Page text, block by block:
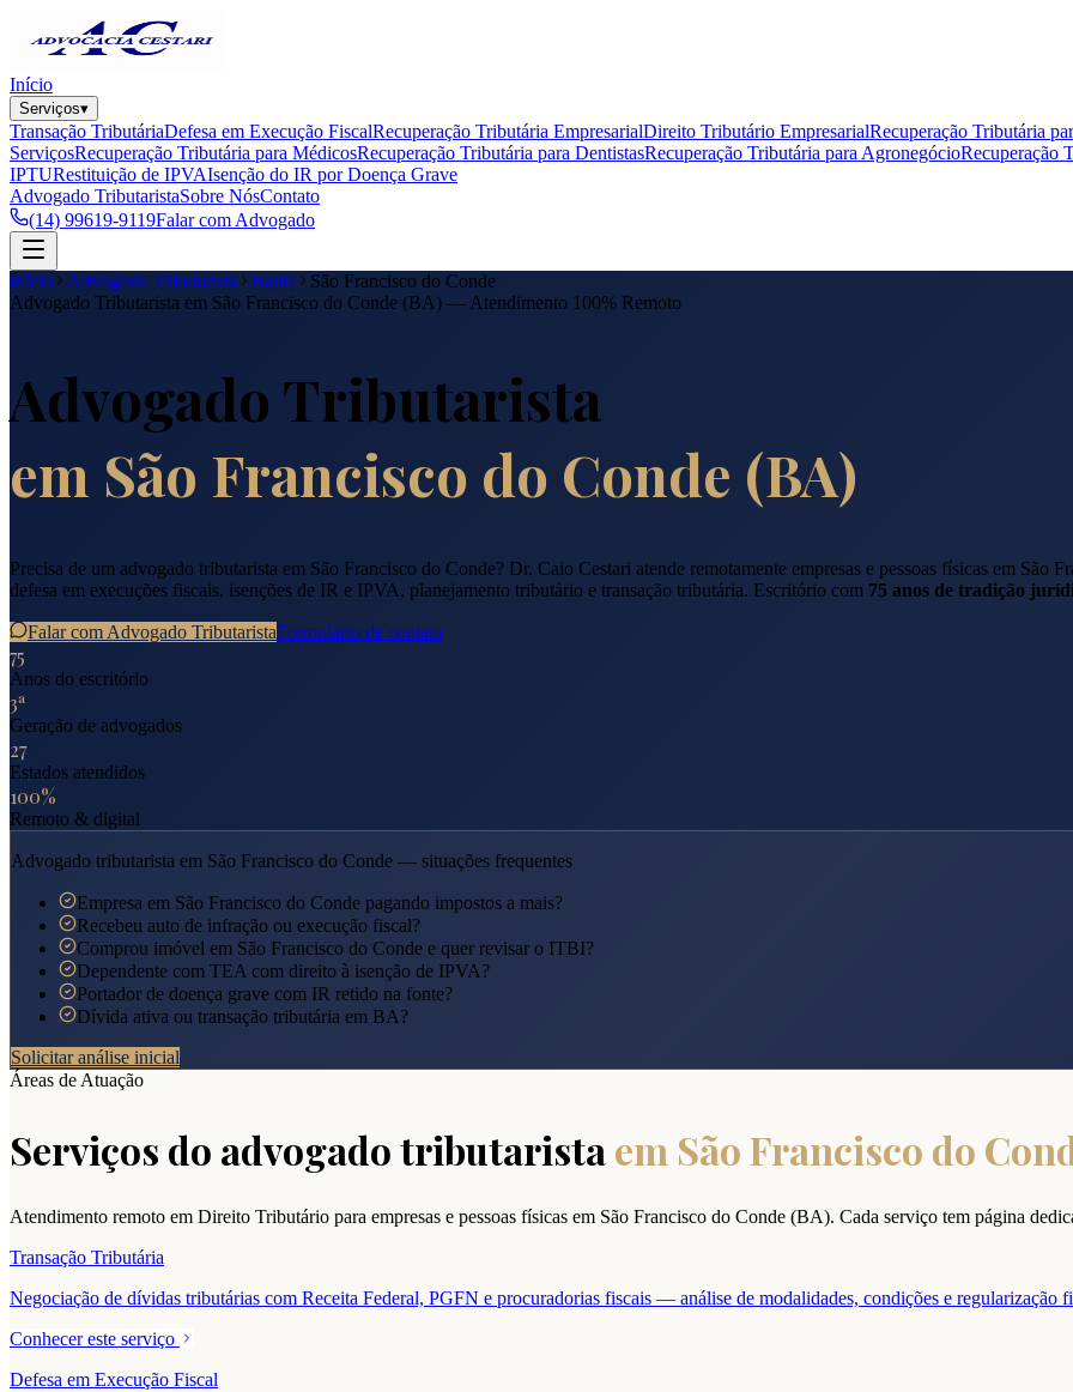
Início
Serviços▾
Transação TributáriaDefesa em Execução FiscalRecuperação Tributária EmpresarialDireito Tributário EmpresarialRecuperação Tributária
ServiçosRecuperação Tributária para MédicosRecuperação Tributária para DentistasRecuperação Tributária para AgronegócioRecuperação
IPTURestituição de IPVAIsenção do IR por Doença Grave
Advogado TributaristaSobre NósContato
(14) 99619-9119Falar com Advogado
Início Advogado Tributarista Bahia
São Francisco do Conde
Advogado Tributarista em São Francisco do Conde (BA) — Atendimento 100% Remoto
Advogado Tributarista
em São Francisco do Conde (BA)
Precisa de um advogado tributarista em São Francisco do Conde? Dr. Caio Cestari atende remotamente empresas e pessoas físicas em São
defesa em execuções fiscais, isenções de IR e IPVA, planejamento tributário e transação tributária. Escritório com 75 anos de tradição
Falar com Advogado TributaristaFormulário de contato
75
Anos do escritório
3ª
Geração de advogados
27
Estados atendidos
100%
Remoto & digital
Advogado tributarista em São Francisco do Conde — situações frequentes
Empresa em São Francisco do Conde pagando impostos a mais?
Recebeu auto de infração ou execução fiscal?
Comprou imóvel em São Francisco do Conde e quer revisar o ITBI?
Dependente com TEA com direito à isenção de IPVA?
Portador de doença grave com IR retido na fonte?
Dívida ativa ou transação tributária em BA?
Solicitar análise inicial
Áreas de Atuação
Serviços do advogado tributaristaem São Francisco do
Atendimento remoto em Direito Tributário para empresas e pessoas físicas em São Francisco do Conde (BA). Cada serviço tem página
Transação Tributária
Negociação de dívidas tributárias com Receita Federal, PGFN e procuradorias fiscais — análise de modalidades, condições e regularização
Conhecer este serviço
Defesa em Execução Fiscal